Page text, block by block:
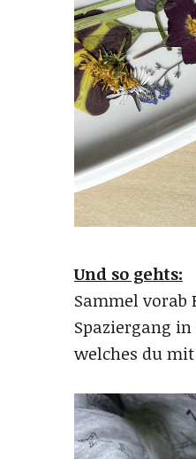
Und so gehts:
Sammel vorab
Spaziergang
welches du